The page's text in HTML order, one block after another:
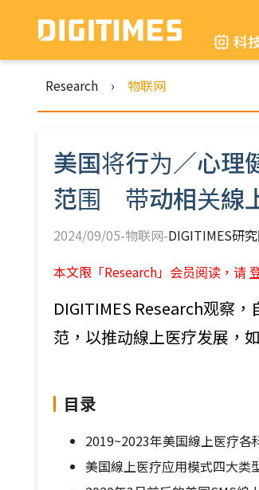
科
Research › 物联网
美国将行为／心理
范围 带动相关線
2024/09/05-物联网-DIGITIMES研
本文限「Research」会员阅读，请
DIGITIMES Research观察
范，以推动線上医疗发展，
目录
2019~2023年美国線上医疗各
美国線上医疗应用模式四大类